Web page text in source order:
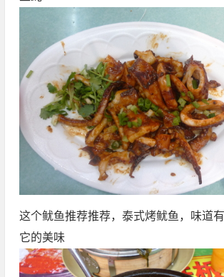
这个鱿鱼推荐推荐，泰式烤鱿鱼，味道
它的美味